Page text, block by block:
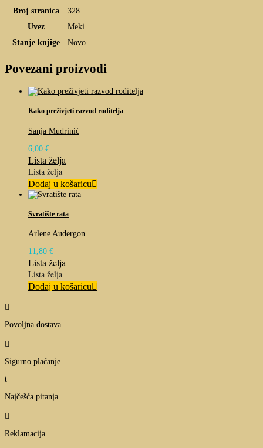
Broj stranica
328
Uvez
Meki
Stanje knjige
Novo
Povezani proizvodi
Kako preživjeti razvod roditelja
Sanja Mudrinić
6,00 €
Lista želja
Lista želja
Dodaj u košaricu
Svratište rata
Arlene Audergon
11,80 €
Lista želja
Lista želja
Dodaj u košaricu

Povoljna dostava

Sigurno plaćanje
t
Najčešća pitanja

Reklamacija